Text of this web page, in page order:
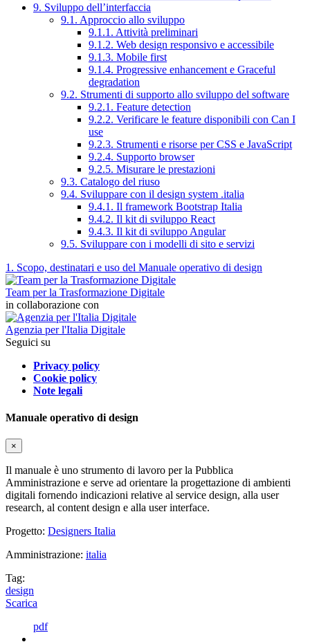
9. Sviluppo dell’interfaccia
9.1. Approccio allo sviluppo
9.1.1. Attività preliminari
9.1.2. Web design responsivo e accessibile
9.1.3. Mobile first
9.1.4. Progressive enhancement e Graceful
degradation
9.2. Strumenti di supporto allo sviluppo del software
9.2.1. Feature detection
9.2.2. Verificare le feature disponibili con Can I
use
9.2.3. Strumenti e risorse per CSS e JavaScript
9.2.4. Supporto browser
9.2.5. Misurare le prestazioni
9.3. Catalogo del riuso
9.4. Sviluppare con il design system .italia
9.4.1. Il framework Bootstrap Italia
9.4.2. Il kit di sviluppo React
9.4.3. Il kit di sviluppo Angular
9.5. Sviluppare con i modelli di sito e servizi
1. Scopo, destinatari e uso del Manuale operativo di design
Team per la Trasformazione Digitale
in collaborazione con
Agenzia per l'Italia Digitale
Seguici su
Privacy policy
Cookie policy
Note legali
Manuale operativo di design
×
Il manuale è uno strumento di lavoro per la Pubblica
Amministrazione e serve ad orientare la progettazione di ambienti
digitali fornendo indicazioni relative al service design, alla user
research, al content design e alla user interface.
Progetto: Designers Italia
Amministrazione: italia
Tag:
design
Scarica
pdf